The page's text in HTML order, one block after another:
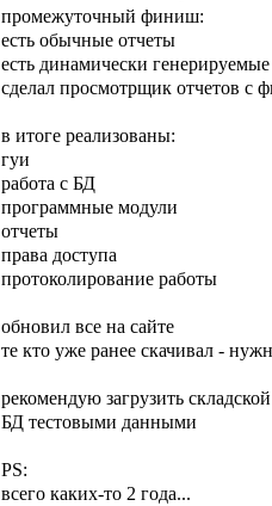
промежуточный финиш:
есть обычные отчеты
есть динамически
сделал просмотрщик отчетов с
в итоге реализованы:
гуи
работа с БД
программные модули
отчеты
права доступа
протоколирование работы
обновил все на сайте
те кто уже ранее скачивал -
рекомендую загрузить
БД тестовыми данными
PS:
всего каких-то 2 года...